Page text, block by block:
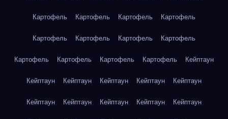
Картофель Картофель Картофель Картофель
Картофель Картофель Картофель Картофель
Картофель Картофель Картофель Картофель Кейптаун
Кейптаун Кейптаун Кейптаун Кейптаун Кейптаун
Кейптаун Кейптаун Кейптаун Кейптаун Кейптаун